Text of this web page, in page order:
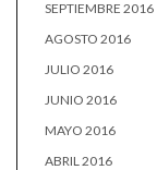
SEPTIEMBRE 2016
AGOSTO 2016
JULIO 2016
JUNIO 2016
MAYO 2016
ABRIL 2016